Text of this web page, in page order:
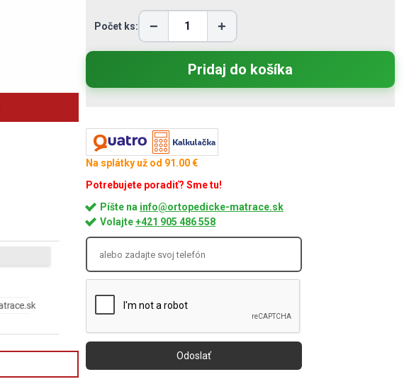
Počet ks: − +
Na splátky už od 91.00 €
Potrebujete poradiť? Sme tu!
Píšte na info@ortopedicke-matrace.sk
Volajte+421 905 486 558